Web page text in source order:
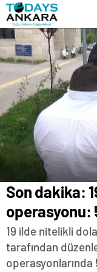
Son dakika:
operasyonu:
19 ilde nitelikli
tarafından
operasyonlarında
HABERLER